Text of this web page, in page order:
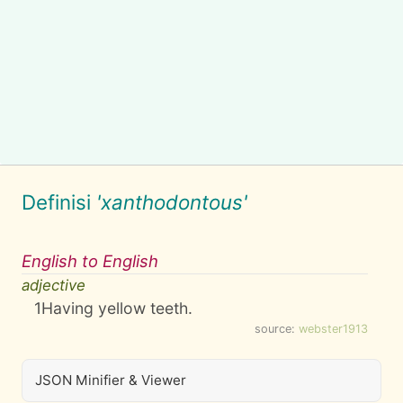
Definisi 'xanthodontous'
English to English
adjective
1Having yellow teeth.
source: webster1913
JSON Minifier & Viewer